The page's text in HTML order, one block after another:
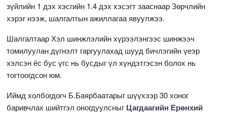
зүйлийн 1 дэх хэсгийн 1.4 дэх хэсэгт зааснаар Зөрчлийн
хэрэг нээж, шалгалтын ажиллагаа явуулжээ.
Шалгалтаар Хэл шинжлэлийн хүрээлэнгээс шинжээч
томилуулан дүгнэлт гаргуулахад шууд бичлэгийн үеэр
хэлсэн ёс бус үгс нь бусдыг үл хүндэтгэсэн болох нь
тогтоогдсон юм.
Иймд холбогдогч Б.Баярбаатарыг шүүхээр 30 хоног
баривчлах шийтгэл оногдуулсныг Цагдаагийн Ерөнхий